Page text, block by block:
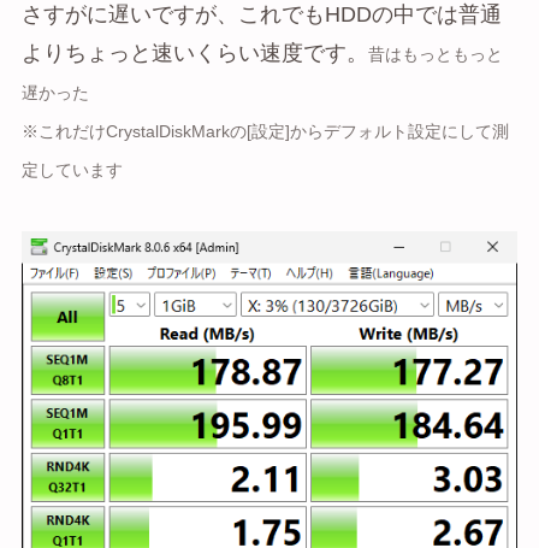
さすがに遅いですが、これでもHDDの中では普通
よりちょっと速いくらい速度です。
昔はもっともっと
遅かった
※これだけCrystalDiskMarkの[設定]からデフォルト設定にして測
定しています